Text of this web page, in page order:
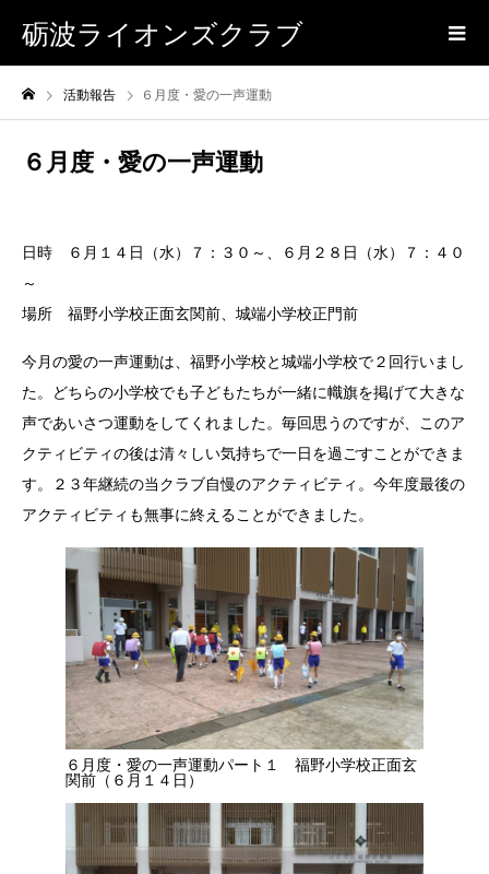
砺波ライオンズクラブ
活動報告 ６月度・愛の一声運動
６月度・愛の一声運動
日時 ６月１４日（水）７：３０～、６月２８日（水）７：４０
場所 福野小学校正面玄関前、城端小学校正門前
今月の愛の一声運動は、福野小学校と城端小学校で２回行いまし
た。どちらの小学校でも子どもたちが一緒に幟旗を掲げて大きな
声であいさつ運動をしてくれました。毎回思うのですが、このア
クティビティの後は清々しい気持ちで一日を過ごすことができま
す。２３年継続の当クラブ自慢のアクティビティ。今年度最後の
アクティビティも無事に終えることができました。
６月度・愛の一声運動パート１ 福野小学校正面玄
関前（６月１４日）